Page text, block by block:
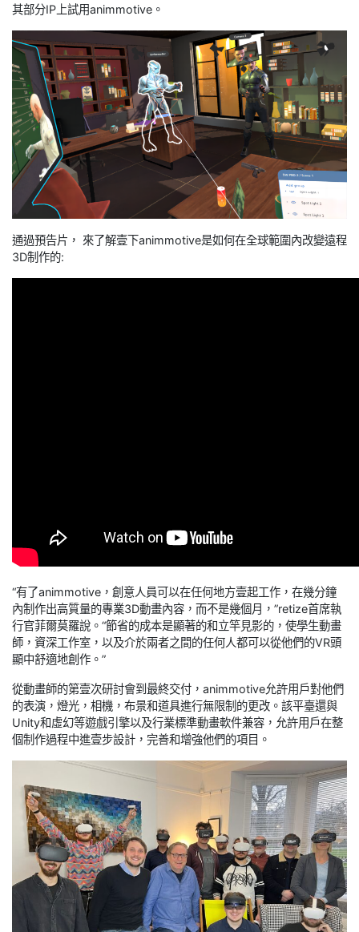
其部分IP上試用animmotive。
通過預告片， 來了解壹下animmotive是如何在全球範圍內改變遠程
3D制作的:
“有了animmotive，創意人員可以在任何地方壹起工作，在幾分鐘
內制作出高質量的專業3D動畫內容，而不是幾個月，”retize首席執
行官菲爾莫羅說。“節省的成本是顯著的和立竿見影的，使學生動畫
師，資深工作室，以及介於兩者之間的任何人都可以從他們的VR頭
顯中舒適地創作。”
從動畫師的第壹次研討會到最終交付，animmotive允許用戶對他們
的表演，燈光，相機，布景和道具進行無限制的更改。該平臺還與
Unity和虛幻等遊戲引擎以及行業標準動畫軟件兼容，允許用戶在整
個制作過程中進壹步設計，完善和增強他們的項目。